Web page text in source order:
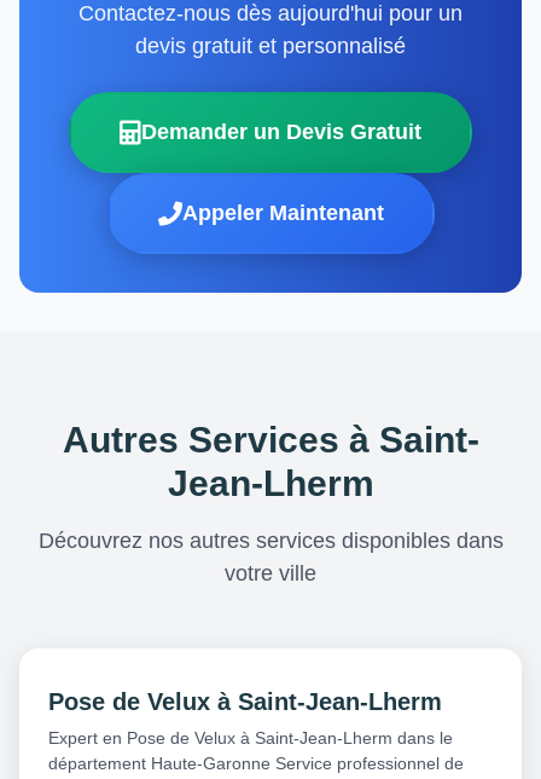
Contactez-nous dès aujourd'hui pour un
devis gratuit et personnalisé
Demander un Devis Gratuit
Appeler Maintenant
Autres Services à Saint-
Jean-Lherm
Découvrez nos autres services disponibles dans
votre ville
Pose de Velux à Saint-Jean-Lherm
Expert en Pose de Velux à Saint-Jean-Lherm dans le
département Haute-Garonne Service professionnel de